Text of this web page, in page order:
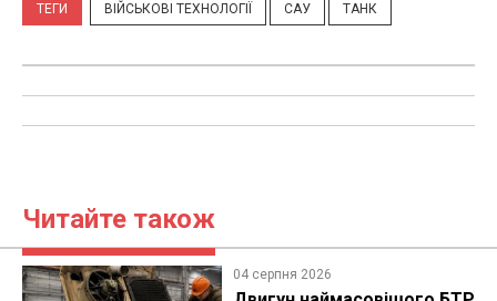
ТЕГИ ВІЙСЬКОВІ ТЕХНОЛОГІЇ САУ ТАНК
Читайте також
04 серпня 2026